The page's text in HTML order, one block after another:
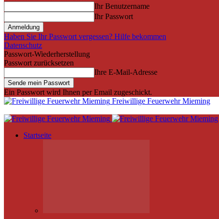
Ihr Benutzername
Ihr Passwort
Haben Sie Ihr Passwort vergessen? Hilfe bekommen
Datenschutz
Passwort-Wiederherstellung
Passwort zurücksetzen
Ihre E-Mail-Adresse
Ein Passwort wird Ihnen per Email zugeschickt.
Freiwillige Feuerwehr Mieming
Startseite